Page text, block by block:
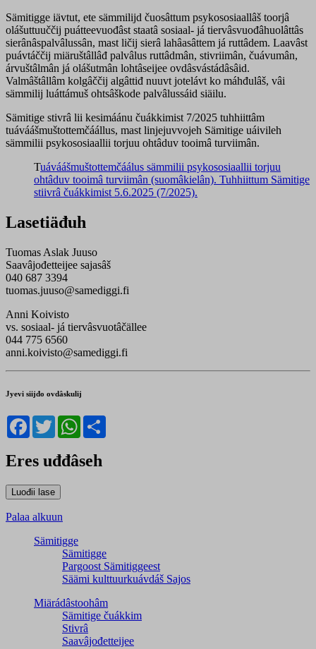
Sämitigge iävtut, ete sämmilijd čuosâttum psykososiaallâš toorjâ
olášuttuuččij puátteevuođâst staatâ sosiaal- já tiervâsvuođâhuolâttâs
sierânâspalvâlussân, mast ličij sierâ lahâasâttem já ruttâdem. Laavâst
puávtáččij miäruštâllâđ palvâlus ruttâdmân, stivriimân, čuávumân,
árvuštâlmân já olášutmân lohtâseijee ovdâsvástádâsâid.
Valmâštâllâm kolgâččij algâttiđ nuuvt jotelávt ko máhđulâš, vâi
sämmilij luáttámuš ohtsâškode palvâlussáid siäilu.
Sämitige stivrâ lii kesimáánu čuákkimist 7/2025 tuhhiittâm
tuáváášmuštottemčáállus, mast linjejuvvojeh Sämitige uáivileh
sämmilii psykososiaallii torjuu ohtâduv tooimâ turviimân.
Tuáváášmuštottemčáálus sämmilii psykososiaallii torjuu
ohtâduv tooimâ turviimân (suomâkielân). Tuhhiittum Sämitige
stiivrâ čuákkimist 5.6.2025 (7/2025).
Lasetiäđuh
Tuomas Aslak Juuso
Saavâjođetteijee sajasâš
040 687 3394
tuomas.juuso@samediggi.fi
Anni Koivisto
vs. sosiaal- já tiervâsvuotâčällee
044 775 6560
anni.koivisto@samediggi.fi
Jyevi siijđo ovdâskulij
Facebook
TwitterWhatsApp
Eres uđđâseh
Palaa alkuun
Sämitigge
Sämitigge
Pargoost Sämitiggeest
Säämi kulttuurkuávdáš Sajos
Miärádâstoohâm
Sämitige čuákkim
Stivrâ
Saavâjođetteijee